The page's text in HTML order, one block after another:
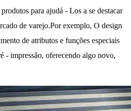
para ajudá - Los a se destacar
de varejo.Por exemplo, O design
de atributos e funções especiais
- impressão, oferecendo algo novo,